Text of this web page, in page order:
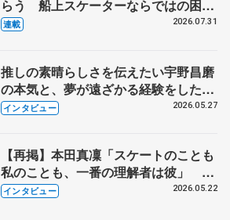
らう 船上スケーターならではの困難
とは 影響あったPIW前キャプテン松
連載 2026.07.31
推しの素晴らしさを伝えたい宇野昌磨
の本気と、夢が遠ざかる経験をした本
田真凜の覚悟
インタビュー 2026.05.27
【再掲】本田真凜「スケートのことも
私のことも、一番の理解者は彼」 引
退時の単独インタビューで語った競技
インタビュー 2026.05.22